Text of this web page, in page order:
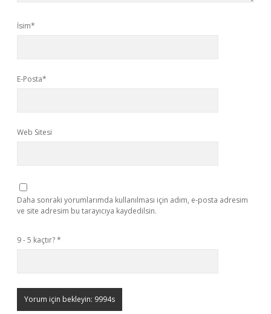
İsim*
E-Posta*
Web Sitesi
Daha sonraki yorumlarımda kullanılması için adım, e-posta adresim
ve site adresim bu tarayıcıya kaydedilsin.
9 - 5 kaçtır?*